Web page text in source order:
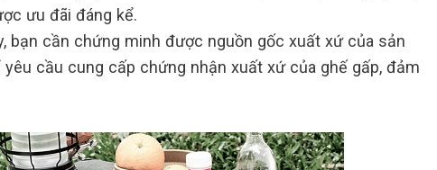
ưu đãi đáng kể.
bạn cần chứng minh được nguồn gốc xuất xứ của sản
cầu cung cấp chứng nhận xuất xứ của ghế gấp, đảm